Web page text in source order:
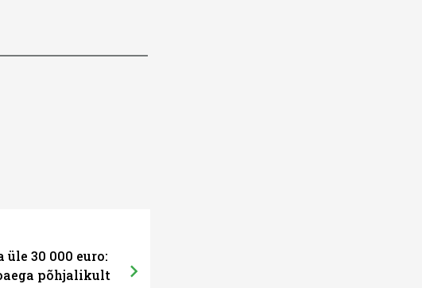
30 000 euro:
põhjalikult